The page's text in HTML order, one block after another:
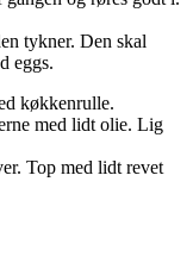
tykner. Den skal
eggs.
køkkenrulle.
med lidt olie. Lig
Top med lidt revet